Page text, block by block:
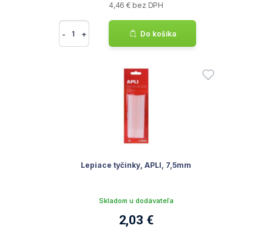
4,46 € bez DPH
- + Do košíka
Lepiace tyčinky, APLI, 7,5mm
Skladom u dodávateľa
2,03 €